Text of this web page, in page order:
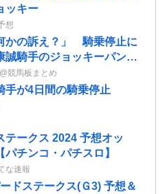
ッキー
想
かの訴え？」 騎乗停止に
誠騎手のジョッキーパンツ
着用
競馬板まとめ
手が4日間の騎乗停止
テークス 2024 予想オッ
パチンコ・パチスロ】
な速報
ドステークス(Ｇ3) 予想＆